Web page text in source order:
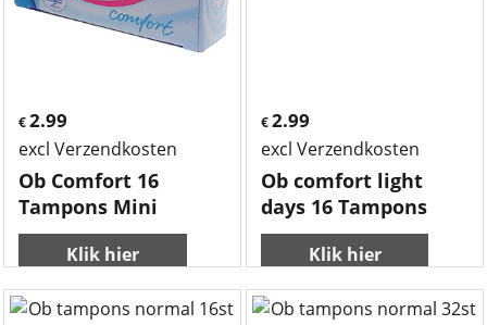
€ 2.99
excl Verzendkosten
Ob Comfort 16
Tampons Mini
Klik hier
€2.99
excl Verzendkosten
Ob comfort light
days 16 Tampons
Klik hier